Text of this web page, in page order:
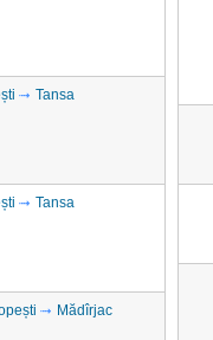
Tansa
Tansa
Mădîrjac